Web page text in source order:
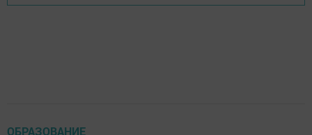
ОБРАЗОВАНИЕ